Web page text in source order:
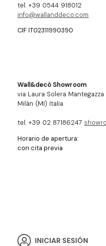
tel. +39 0544 918012
info@wallanddeco.com
CIF IT02311990390
Wall&decò Showroom
via Laura Solera Mantegazza
Milán (MI) Italia
tel. +39 02 87186247
Horario de apertura:
con cita previa
INICIAR SESIÓN